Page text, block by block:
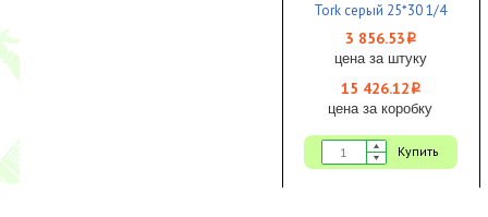
Tork серый 25*30 1/4
3 856.53 i
цена за штуку
15 426.12 i
цена за коробку
Купить